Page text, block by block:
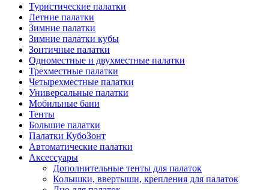
Туристические палатки
Летние палатки
Зимние палатки
Зимние палатки кубы
Зонтичные палатки
Одноместные и двухместные палатки
Трехместные палатки
Четырехместные палатки
Универсальные палатки
Мобильные бани
Тенты
Большие палатки
Палатки КубоЗонт
Автоматические палатки
Аксессуары
Дополнительные тенты для палаток
Колышки, ввертыши, крепления для палаток